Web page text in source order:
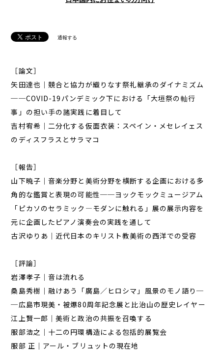
通報する
［論文］
矢田達也｜競合と協力が織りなす祭礼継承のダイナミズム
──COVID-19パンデミック下における「大垣祭の軕行
事」の担い手の諸実践に着目して
吉村宥希｜二分化する仮面衣装：スペイン・メセレイェス
のディスフラスとサラマコ
［報告］
山下暁子｜音楽分野と美術分野を横断する企画における多
角的な鑑賞と表現の可能性──ヨックモックミュージアム
「ピカソのセラミック―モダンに触れる」展の展示内容を
元に企画したピアノ演奏会の実践を通して
古沢ゆりあ｜近代日本のキリスト教美術の西洋での受容
［評論］
岩澤孝子｜音は流れる
桑島秀樹｜融けあう「廣島／ヒロシマ」風景のモノ語り─
─広島市現美・被爆80周年記念展と比治山の歴史レイヤー
江上賢一郎｜美術と政治の共振を召喚する
服部浩之｜十二の円環構造による包括的展覧会
服部 正｜アール・ブリュットの現在地